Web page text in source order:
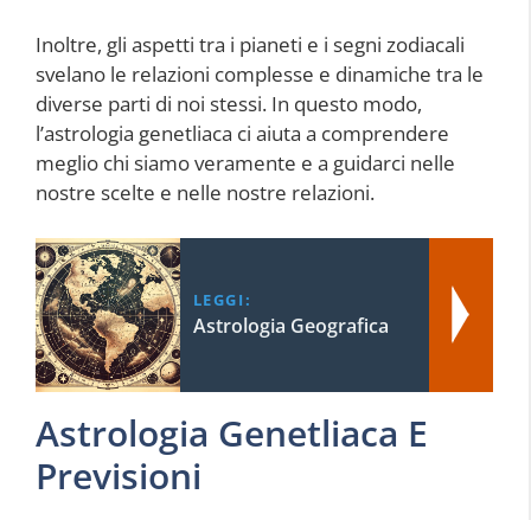
Inoltre, gli aspetti tra i pianeti e i segni zodiacali
svelano le relazioni complesse e dinamiche tra le
diverse parti di noi stessi. In questo modo,
l’astrologia genetliaca ci aiuta a comprendere
meglio chi siamo veramente e a guidarci nelle
nostre scelte e nelle nostre relazioni.
LEGGI:
Astrologia Geografica
Astrologia Genetliaca E
Previsioni